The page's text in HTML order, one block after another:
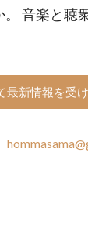
音楽と聴
最新情報を受